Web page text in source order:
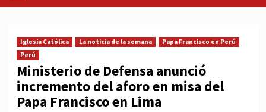
Iglesia Católica La noticia de la semana
Papa Francisco en Perú
Perú
Ministerio de Defensa anunció
incremento del aforo en misa del
Papa Francisco en Lima